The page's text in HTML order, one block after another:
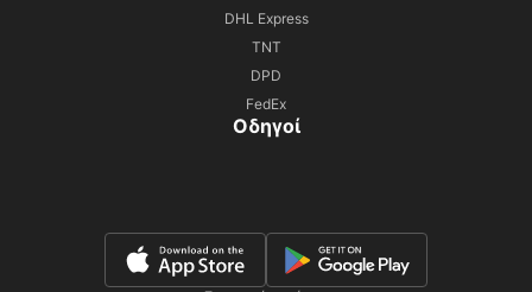
DHL Express
TNT
DPD
FedEx
Οδηγοί